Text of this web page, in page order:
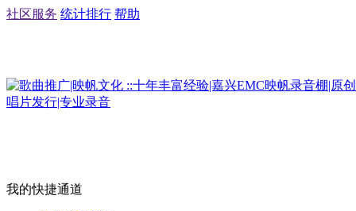
社区服务 统计排行 帮助
我的快捷通道